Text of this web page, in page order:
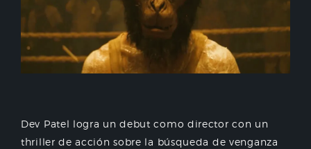
Dev Patel logra un debut como director con un
thriller de acción sobre la búsqueda de venganza